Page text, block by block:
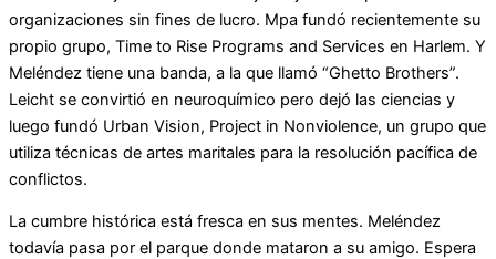
organizaciones sin fines de lucro. Mpa fundó recientemente su
propio grupo, Time to Rise Programs and Services en Harlem. Y
Meléndez tiene una banda, a la que llamó “Ghetto Brothers”.
Leicht se convirtió en neuroquímico pero dejó las ciencias y
luego fundó Urban Vision, Project in Nonviolence, un grupo que
utiliza técnicas de artes maritales para la resolución pacífica de
conflictos.
La cumbre histórica está fresca en sus mentes. Meléndez
todavía pasa por el parque donde mataron a su amigo. Espera